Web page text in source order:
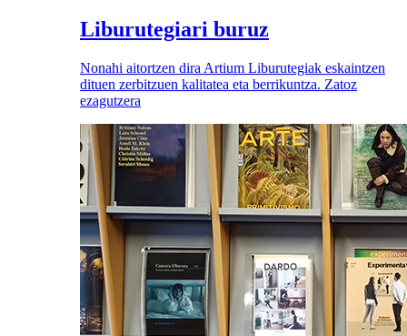
Liburutegiari buruz
Nonahi aitortzen dira Artium Liburutegiak eskaintzen
dituen zerbitzuen kalitatea eta berrikuntza. Zatoz
ezagutzera